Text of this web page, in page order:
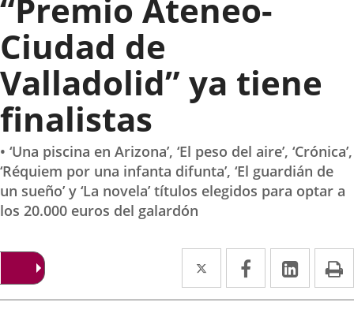
“Premio Ateneo-
Ciudad de
Valladolid” ya tiene
finalistas
• ‘Una piscina en Arizona’, ‘El peso del aire’, ‘Crónica’,
‘Réquiem por una infanta difunta’, ‘El guardián de
un sueño’ y ‘La novela’ títulos elegidos para optar a
los 20.000 euros del galardón
Twitter
Enlace
a
Facebook
Enlace
a
Enlace
a